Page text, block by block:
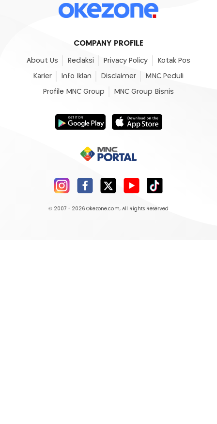
COMPANY PROFILE
About Us Redaksi Privacy Policy Kotak Pos
Karier Info Iklan Disclaimer MNC Peduli
Profile MNC Group MNC Group Bisnis
© 2007 - 2026 Okezone.com, All Rights Reserved